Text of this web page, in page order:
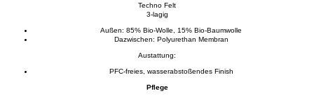
Techno Felt
3-lagig
Außen: 85% Bio-Wolle, 15% Bio-Baumwolle
Dazwischen: Polyurethan Membran
Austattung:
PFC-freies, wasserabstoßendes Finish
Pflege